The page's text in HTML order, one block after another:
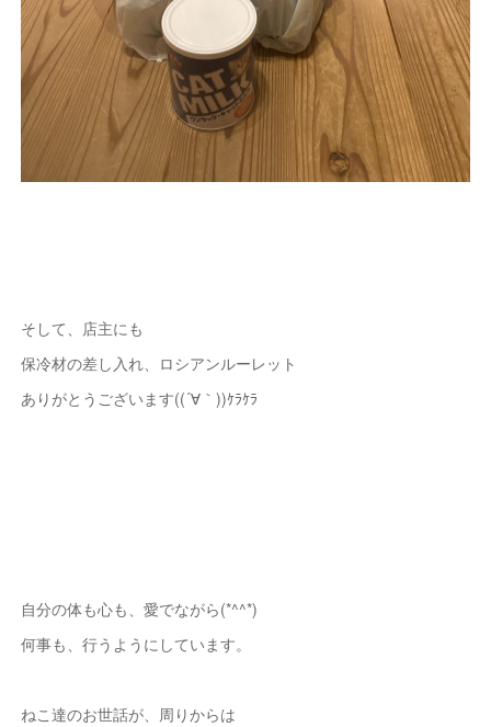
そして、店主にも
保冷材の差し入れ、ロシアンルーレット
ありがとうございます((´∀｀))ｹﾗｹﾗ
自分の体も心も、愛でながら(*^^*)
何事も、行うようにしています。
ねこ達のお世話が、周りからは